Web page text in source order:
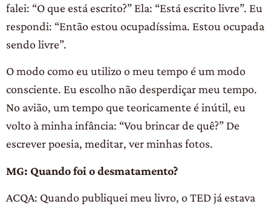
falei: “O que está escrito?” Ela: “Está escrito livre”. Eu
respondi: “Então estou ocupadíssima. Estou ocupada
sendo livre”.
O modo como eu utilizo o meu tempo é um modo
consciente. Eu escolho não desperdiçar meu tempo.
No avião, um tempo que teoricamente é inútil, eu
volto à minha infância: “Vou brincar de quê?” De
escrever poesia, meditar, ver minhas fotos.
MG: Quando foi o desmatamento?
ACQA: Quando publiquei meu livro, o TED já estava